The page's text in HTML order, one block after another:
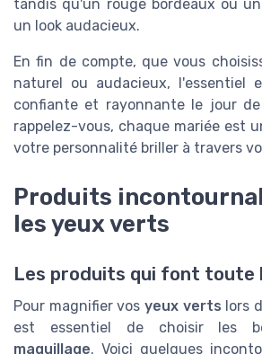
tandis qu'un rouge bordeaux ou
un look audacieux.
En fin de compte, que vous
naturel ou audacieux, l'essentiel
confiante et rayonnante le jour
rappelez-vous, chaque mariée est
votre personnalité briller à travers
Produits
les yeux verts
Les produits qui font toute
Pour magnifier vos yeux verts lors
est essentiel de choisir les
maquillage. Voici quelques